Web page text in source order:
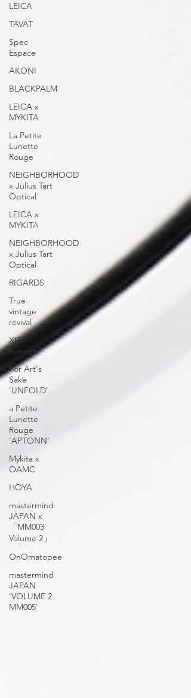
LEICA
TAVAT
Spec
Espace
AKONI
BLACKPALM
LEICA x
MYKITA
La Petite
Lunette
Rouge
NEIGHBORHOOD
x Julius Tart
Optical
LEICA x
MYKITA
NEIGHBORHOOD
x Julius Tart
Optical
RIGARDS
True
vintage
revival
XIT
eyewear
For Art's
Sake
'UNFOLD'
a Petite
Lunette
Rouge
'APTONN'
Mykita x
OAMC
HOYA
mastermind
JAPAN x
「MM003
Volume 2」
OnOmatopee
mastermind
JAPAN
'VOLUME 2
MM005'